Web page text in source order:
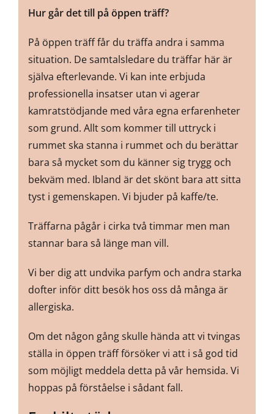
Hur går det till på öppen träff?
På öppen träff får du träffa andra i samma
situation. De samtalsledare du träffar här är
själva efterlevande. Vi kan inte erbjuda
professionella insatser utan vi agerar
kamratstödjande med våra egna erfarenheter
som grund. Allt som kommer till uttryck i
rummet ska stanna i rummet och du berättar
bara så mycket som du känner sig trygg och
bekväm med. Ibland är det skönt bara att sitta
tyst i gemenskapen. Vi bjuder på kaffe/te.
Träffarna pågår i cirka två timmar men man
stannar bara så länge man vill.
Vi ber dig att undvika parfym och andra starka
dofter inför ditt besök hos oss då många är
allergiska.
Om det någon gång skulle hända att vi tvingas
ställa in öppen träff försöker vi att i så god tid
som möjligt meddela detta på vår hemsida. Vi
hoppas på förståelse i sådant fall.